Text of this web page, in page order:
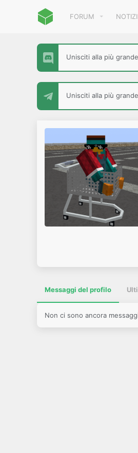
FORUM
Unisciti alla più
Unisciti alla più
Messaggi del profilo
Non ci sono ancora